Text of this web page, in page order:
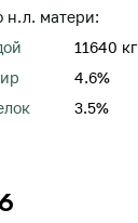
н.л. матери:
11640 кг
4.6%
3.5%